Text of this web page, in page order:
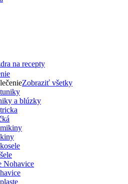
na recepty
Zobraziť všetky
a blúzky